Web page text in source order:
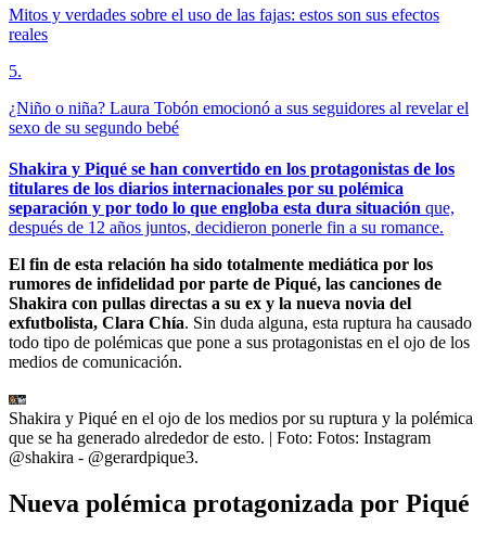
Mitos y verdades sobre el uso de las fajas: estos son sus efectos
reales
5.
¿Niño o niña? Laura Tobón emocionó a sus seguidores al revelar el
sexo de su segundo bebé
Shakira y Piqué se han convertido en los protagonistas de los
titulares de los diarios internacionales por su polémica
separación y por todo lo que engloba esta dura situación que,
después de 12 años juntos, decidieron ponerle fin a su romance.
El fin de esta relación ha sido totalmente mediática por los
rumores de infidelidad por parte de Piqué, las canciones de
Shakira con pullas directas a su ex y la nueva novia del
exfutbolista, Clara Chía. Sin duda alguna, esta ruptura ha causado
todo tipo de polémicas que pone a sus protagonistas en el ojo de los
medios de comunicación.
Shakira y Piqué en el ojo de los medios por su ruptura y la polémica
que se ha generado alrededor de esto. | Foto: Fotos: Instagram
@shakira - @gerardpique3.
Nueva polémica protagonizada por Piqué